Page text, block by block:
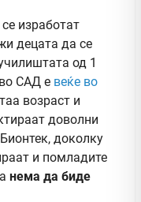
изработат
децата да се
од 1
САД е веќе во
возраст и
доволни
доколку
и помладите
нема да биде